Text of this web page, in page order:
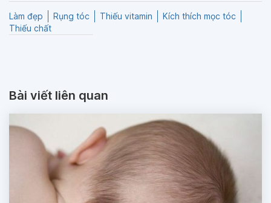
Làm đẹp Rụng tóc Thiếu vitamin
Kích thích mọc tóc
Thiếu chất
Bài viết liên quan